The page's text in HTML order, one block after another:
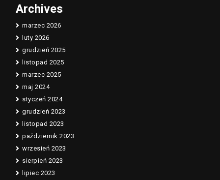
Archives
marzec 2026
luty 2026
grudzień 2025
listopad 2025
marzec 2025
maj 2024
styczeń 2024
grudzień 2023
listopad 2023
październik 2023
wrzesień 2023
sierpień 2023
lipiec 2023